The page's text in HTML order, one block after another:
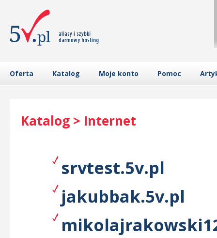
Oferta Katalog Moje konto Pomoc
Katalog > Internet
srvtest.5v.pl
jakubbak.5v.pl